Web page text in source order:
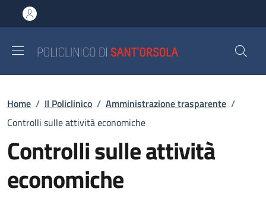
al contenuto principale
to footer content
Briciole di pane
Home / Il Policlinico / Amministrazione trasparente /
Controlli sulle attività economiche
Controlli sulle attività
economiche